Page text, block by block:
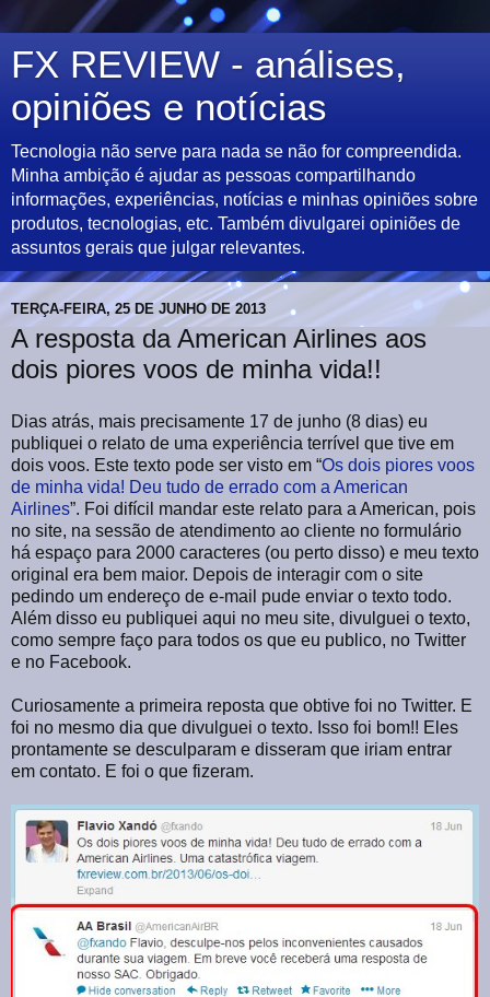
FX REVIEW - análises,
opiniões e notícias
Tecnologia não serve para nada se não for compreendida.
Minha ambição é ajudar as pessoas compartilhando
informações, experiências, notícias e minhas opiniões sobre
produtos, tecnologias, etc. Também divulgarei opiniões de
assuntos gerais que julgar relevantes.
TERÇA-FEIRA, 25 DE JUNHO DE 2013
A resposta da American Airlines aos
dois piores voos de minha vida!!
Dias atrás, mais precisamente 17 de junho (8 dias) eu
publiquei o relato de uma experiência terrível que tive em
dois voos. Este texto pode ser visto em “Os dois piores voos
de minha vida! Deu tudo de errado com a American
Airlines”. Foi difícil mandar este relato para a American, pois
no site, na sessão de atendimento ao cliente no formulário
há espaço para 2000 caracteres (ou perto disso) e meu texto
original era bem maior. Depois de interagir com o site
pedindo um endereço de e-mail pude enviar o texto todo.
Além disso eu publiquei aqui no meu site, divulguei o texto,
como sempre faço para todos os que eu publico, no Twitter
e no Facebook.
Curiosamente a primeira reposta que obtive foi no Twitter. E
foi no mesmo dia que divulguei o texto. Isso foi bom!! Eles
prontamente se desculparam e disseram que iriam entrar
em contato. E foi o que fizeram.